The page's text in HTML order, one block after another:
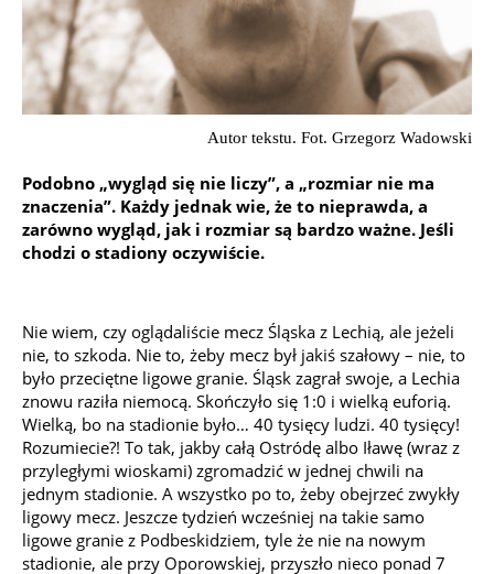
Autor tekstu. Fot. Grzegorz Wadowski
Podobno „wygląd się nie liczy”, a „rozmiar nie ma
znaczenia”. Każdy jednak wie, że to nieprawda, a
zarówno wygląd, jak i rozmiar są bardzo ważne. Jeśli
chodzi o stadiony oczywiście.
Nie wiem, czy oglądaliście mecz Śląska z Lechią, ale jeżeli
nie, to szkoda. Nie to, żeby mecz był jakiś szałowy – nie, to
było przeciętne ligowe granie. Śląsk zagrał swoje, a Lechia
znowu raziła niemocą. Skończyło się 1:0 i wielką euforią.
Wielką, bo na stadionie było… 40 tysięcy ludzi. 40 tysięcy!
Rozumiecie?! To tak, jakby całą Ostródę albo Iławę (wraz z
przyległymi wioskami) zgromadzić w jednej chwili na
jednym stadionie. A wszystko po to, żeby obejrzeć zwykły
ligowy mecz. Jeszcze tydzień wcześniej na takie samo
ligowe granie z Podbeskidziem, tyle że nie na nowym
stadionie, ale przy Oporowskiej, przyszło nieco ponad 7